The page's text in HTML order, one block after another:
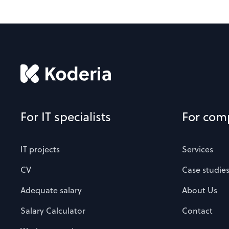
For IT specialists
IT projects
CV
Adequate salary
Salary Calculator
For
Services
Case studies
About Us
Contact